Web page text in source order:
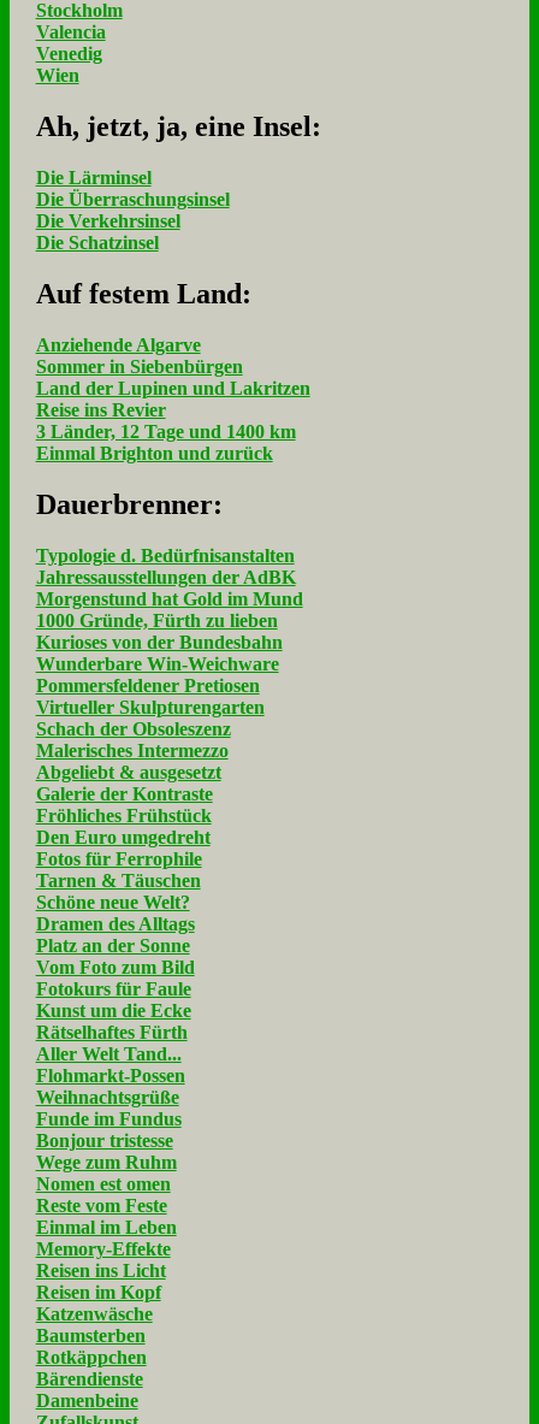
Stockholm
Valencia
Venedig
Wien
Ah, jetzt, ja, ei­ne In­sel:
Die Lärminsel
Die Überraschungsinsel
Die Verkehrsinsel
Die Schatzinsel
Auf fe­stem Land:
Anziehende Algarve
Sommer in Siebenbürgen
Land der Lupinen und Lakritzen
Reise ins Revier
3 Länder, 12 Tage und 1400 km
Einmal Brighton und zurück
Dau­er­bren­ner:
Typologie d. Bedürfnisanstalten
Jahressausstellungen der AdBK
Morgenstund hat Gold im Mund
1000 Gründe, Fürth zu lieben
Kurioses von der Bundesbahn
Wunderbare Win-Weichware
Pommersfeldener Pretiosen
Virtueller Skulpturengarten
Schach der Obsoleszenz
Malerisches Intermezzo
Abgeliebt & ausgesetzt
Galerie der Kontraste
Fröhliches Frühstück
Den Euro umgedreht
Fotos für Ferrophile
Tarnen & Täuschen
Schöne neue Welt?
Dramen des Alltags
Platz an der Sonne
Vom Foto zum Bild
Fotokurs für Faule
Kunst um die Ecke
Rätselhaftes Fürth
Aller Welt Tand...
Flohmarkt-Possen
Weihnachtsgrüße
Funde im Fundus
Bonjour tristesse
Wege zum Ruhm
Nomen est omen
Reste vom Feste
Einmal im Leben
Memory-Effekte
Reisen ins Licht
Reisen im Kopf
Katzenwäsche
Baumsterben
Rotkäppchen
Bärendienste
Damenbeine